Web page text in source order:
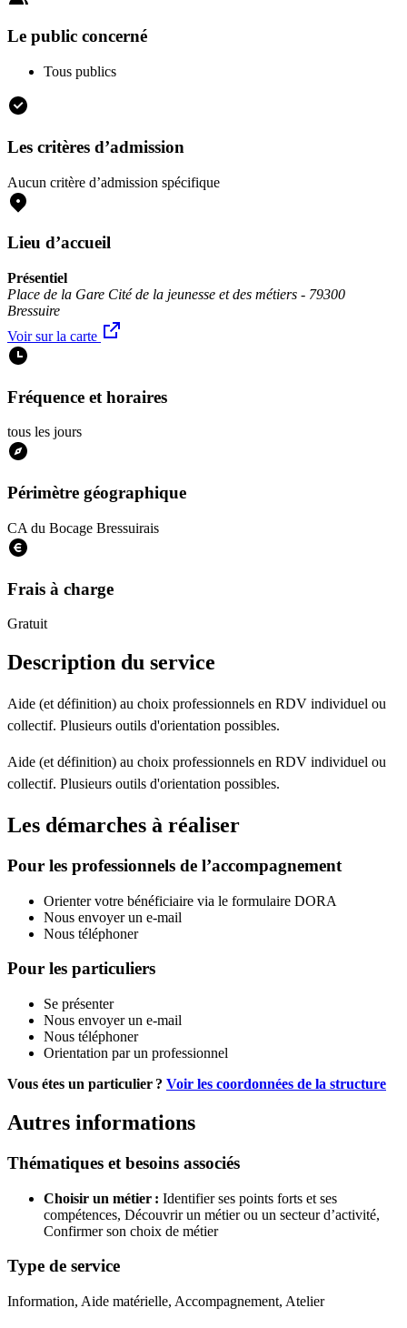
Le public concerné
Tous publics
Les critères d’admission
Aucun critère d’admission spécifique
Lieu d’accueil
Présentiel
Place de la Gare Cité de la jeunesse et des métiers - 79300
Bressuire
Voir sur la carte
Fréquence et horaires
tous les jours
Périmètre géographique
CA du Bocage Bressuirais
Frais à charge
Gratuit
Description du service
Aide (et définition) au choix professionnels en RDV individuel ou
collectif. Plusieurs outils d'orientation possibles.
Aide (et définition) au choix professionnels en RDV individuel ou
collectif. Plusieurs outils d'orientation possibles.
Les démarches à réaliser
Pour les professionnels de l’accompagnement
Orienter votre bénéficiaire via le formulaire DORA
Nous envoyer un e-mail
Nous téléphoner
Pour les particuliers
Se présenter
Nous envoyer un e-mail
Nous téléphoner
Orientation par un professionnel
Vous étes un particulier ? Voir les coordonnées de la structure
Autres informations
Thématiques et besoins associés
Choisir un métier : Identifier ses points forts et ses
compétences, Découvrir un métier ou un secteur d’activité,
Confirmer son choix de métier
Type de service
Information, Aide matérielle, Accompagnement, Atelier